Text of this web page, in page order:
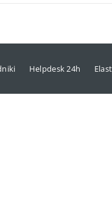
Helpdesk 24h